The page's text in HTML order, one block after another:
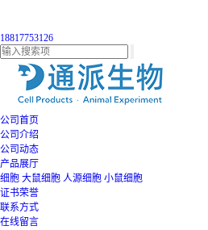
18817753126
公司首页
公司介绍
公司动态
产品展厅
细胞 大鼠细胞 人源细胞 小鼠细胞
证书荣誉
联系方式
在线留言